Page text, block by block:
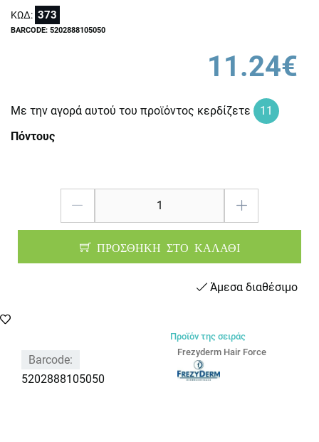
ΚΩΔ: 373
BARCODE: 5202888105050
11.24€
Με την αγορά αυτού του προϊόντος κερδίζετε
11
Πόντους
ΠΡΟΣΘΗΚΗ ΣΤΟ ΚΑΛΑΘΙ
Άμεσα διαθέσιμο
Barcode:
5202888105050
Προϊόν της σειράς
Frezyderm Hair Force